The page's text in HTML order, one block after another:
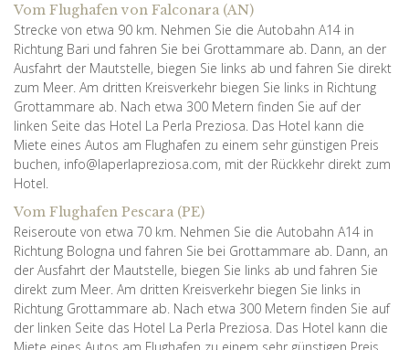
Vom Flughafen von Falconara (AN)
Strecke von etwa 90 km. Nehmen Sie die Autobahn A14 in
Richtung Bari und fahren Sie bei Grottammare ab. Dann, an der
Ausfahrt der Mautstelle, biegen Sie links ab und fahren Sie direkt
zum Meer. Am dritten Kreisverkehr biegen Sie links in Richtung
Grottammare ab. Nach etwa 300 Metern finden Sie auf der
linken Seite das Hotel La Perla Preziosa. Das Hotel kann die
Miete eines Autos am Flughafen zu einem sehr günstigen Preis
buchen, info@laperlapreziosa.com, mit der Rückkehr direkt zum
Hotel.
Vom Flughafen Pescara (PE)
Reiseroute von etwa 70 km. Nehmen Sie die Autobahn A14 in
Richtung Bologna und fahren Sie bei Grottammare ab. Dann, an
der Ausfahrt der Mautstelle, biegen Sie links ab und fahren Sie
direkt zum Meer. Am dritten Kreisverkehr biegen Sie links in
Richtung Grottammare ab. Nach etwa 300 Metern finden Sie auf
der linken Seite das Hotel La Perla Preziosa. Das Hotel kann die